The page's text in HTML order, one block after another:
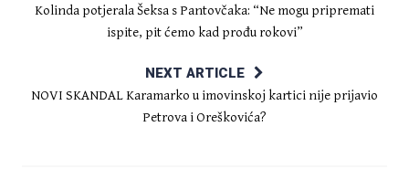
Kolinda potjerala Šeksa s Pantovčaka: “Ne mogu pripremati
ispite, pit ćemo kad prođu rokovi”
NEXT ARTICLE
NOVI SKANDAL Karamarko u imovinskoj kartici nije prijavio
Petrova i Oreškovića?